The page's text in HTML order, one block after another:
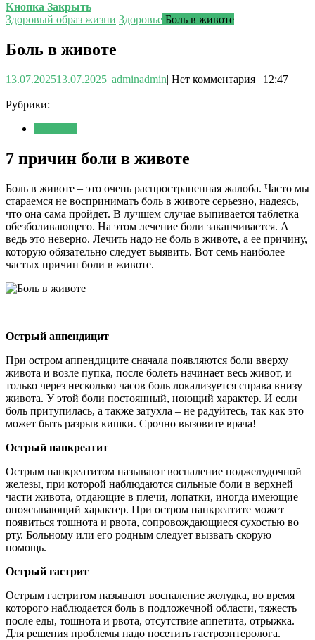
Кнопка Закрыть
Здоровый образ жизни Здоровье Боль в животе
Боль в животе
13.07.202513.07.2025| adminadmin| Нет комментария | 12:47
Рубрики:
7 причин боли в животе
Боль в животе – это очень распространенная жалоба. Часто мы
стараемся не воспринимать боль в животе серьезно, надеясь,
что она сама пройдет. В лучшем случае выпивается таблетка
обезболивающего. На этом лечение боли заканчивается. А
ведь это неверно. Лечить надо не боль в животе, а ее причину,
которую обязательно следует выявить. Вот семь наиболее
частых причин боли в животе.
Острый аппендицит
При остром аппендиците сначала появляются боли вверху
живота и возле пупка, после болеть начинает весь живот, и
только через несколько часов боль локализуется справа внизу
живота. У этой боли постоянный, ноющий характер. И если
боль притупилась, а также затухла – не радуйтесь, так как это
может быть разрыв кишки. Срочно вызовите врача!
Острый панкреатит
Острым панкреатитом называют воспаление поджелудочной
железы, при которой наблюдаются сильные боли в верхней
части живота, отдающие в плечи, лопатки, иногда имеющие
опоясывающий характер. При остром панкреатите может
появиться тошнота и рвота, сопровождающиеся сухостью во
рту. Больному или его родным следует вызвать скорую
помощь.
Острый гастрит
Острым гастритом называют воспаление желудка, во время
которого наблюдается боль в подложечной области, тяжесть
после еды, тошнота и рвота, отсутствие аппетита, отрыжка.
Для решения проблемы надо посетить гастроэнтеролога.